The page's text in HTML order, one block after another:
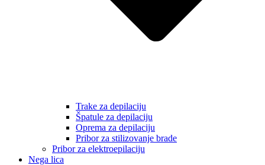
Trake za depilaciju
Špatule za depilaciju
Oprema za depilaciju
Pribor za stilizovanje brade
Pribor za elektroepilaciju
Nega lica